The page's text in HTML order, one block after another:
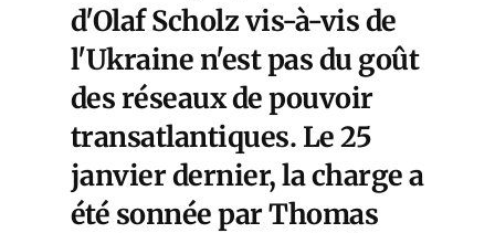
d'Olaf Scholz vis-à-vis de
l'Ukraine n'est pas du goût
des réseaux de pouvoir
transatlantiques. Le 25
janvier dernier, la charge a
été sonnée par Thomas